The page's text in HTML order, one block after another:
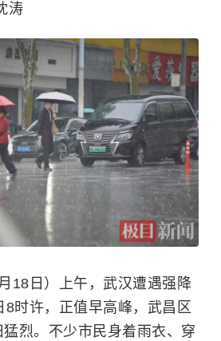
涛
18日）上午，武汉遭遇强降
8时许，正值早高峰，武昌区
烈。不少市民身着雨衣、穿